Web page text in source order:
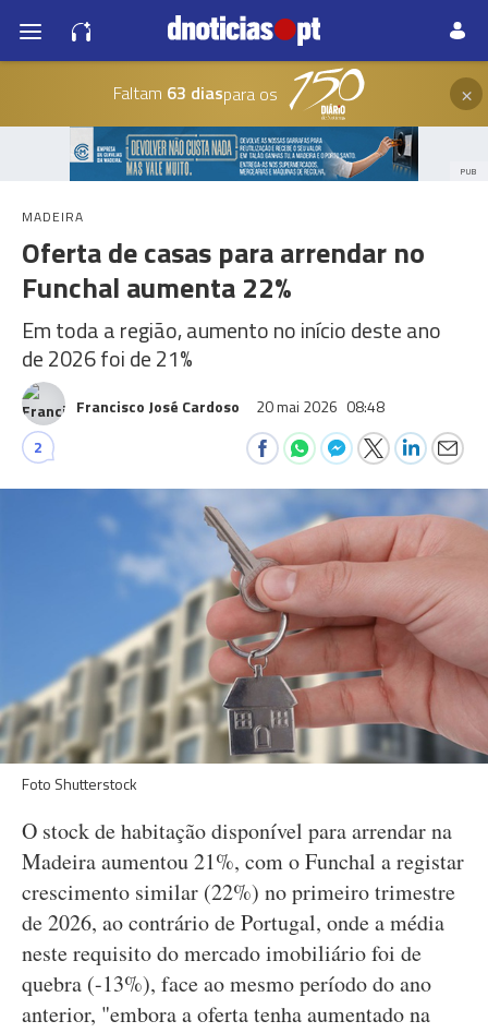
Faltam 63 diaspara os ×
PUB
MADEIRA
Oferta de casas para arrendar no
Funchal aumenta 22%
Em toda a região, aumento no início deste ano
de 2026 foi de 21%
Francisco José Cardoso 20 mai 2026 08:48
2
Foto Shutterstock
O stock de habitação disponível para arrendar na
Madeira aumentou 21%, com o Funchal a registar
crescimento similar (22%) no primeiro trimestre
de 2026, ao contrário de Portugal, onde a média
neste requisito do mercado imobiliário foi de
quebra (-13%), face ao mesmo período do ano
anterior, "embora a oferta tenha aumentado na